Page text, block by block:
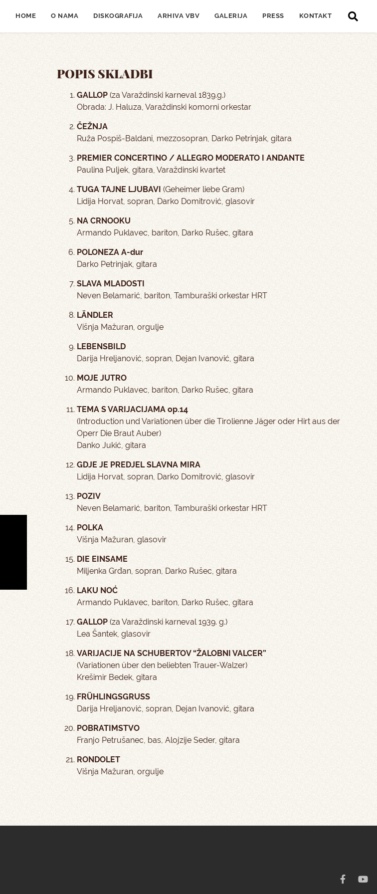
HOME O NAMA DISKOGRAFIJA ARHIVA VBV GALERIJA PRESS KONTAKT
POPIS SKLADBI
GALLOP (za Varaždinski karneval 1839.g.)
Obrada: J. Haluza, Varaždinski komorni orkestar
ČEŽNJA
Ruža Pospiš-Baldani, mezzosopran, Darko Petrinjak, gitara
PREMIER CONCERTINO / ALLEGRO MODERATO I ANDANTE
Paulina Puljek, gitara, Varaždinski kvartet
TUGA TAJNE LJUBAVI (Geheimer liebe Gram)
Lidija Horvat, sopran, Darko Domitrović, glasovir
NA CRNOOKU
Armando Puklavec, bariton, Darko Rušec, gitara
POLONEZA A-dur
Darko Petrinjak, gitara
SLAVA MLADOSTI
Neven Belamarić, bariton, Tamburaški orkestar HRT
LÄNDLER
Višnja Mažuran, orgulje
LEBENSBILD
Darija Hreljanović, sopran, Dejan Ivanović, gitara
MOJE JUTRO
Armando Puklavec, bariton, Darko Rušec, gitara
TEMA S VARIJACIJAMA op.14
(Introduction und Variationen über die Tirolienne Jäger oder Hirt aus der
Operr Die Braut Auber)
Danko Jukić, gitara
GDJE JE PREDJEL SLAVNA MIRA
Lidija Horvat, sopran, Darko Domitrović, glasovir
POZIV
Neven Belamarić, bariton, Tamburaški orkestar HRT
POLKA
Višnja Mažuran, glasovir
DIE EINSAME
Miljenka Grđan, sopran, Darko Rušec, gitara
LAKU NOĆ
Armando Puklavec, bariton, Darko Rušec, gitara
GALLOP (za Varaždinski karneval 1939. g.)
Lea Šantek, glasovir
VARIJACIJE NA SCHUBERTOV “ŽALOBNI VALCER”
(Variationen über den beliebten Trauer-Walzer)
Krešimir Bedek, gitara
FRÜHLINGSGRUSS
Darija Hreljanović, sopran, Dejan Ivanović, gitara
POBRATIMSTVO
Franjo Petrušanec, bas, Alojzije Seder, gitara
RONDOLET
Višnja Mažuran, orgulje